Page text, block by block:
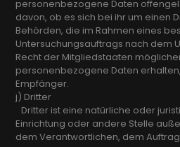
personenbezogene Daten
davon, ob es sich bei ihr um einen
Behörden, die im Rahmen eines
Untersuchungsauftrags nach dem
Recht der Mitgliedstaaten
personenbezogene Daten
Empfänger.
j) Dritter
Dritter ist eine natürliche oder
Einrichtung oder andere Stelle
dem Verantwortlichen, dem